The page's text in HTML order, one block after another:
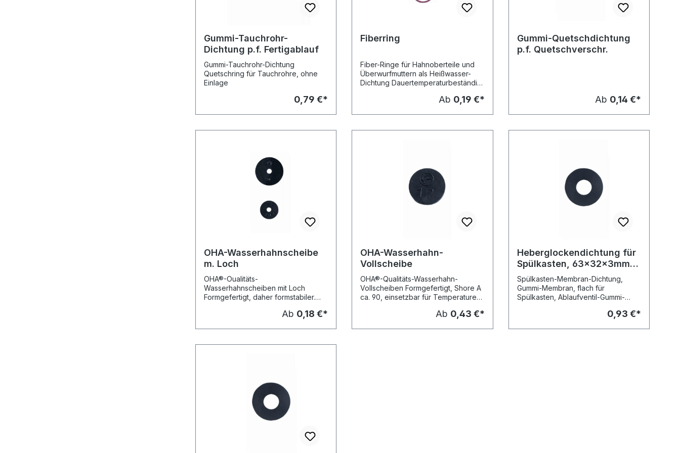
(VPE 10 Stck.) DN 50 (2") 60 x 78 x
Gummi-Tauchrohr-
Dichtung p.f. Fertigablauf
Gummi-Tauchrohr-Dichtung
Quetschring für Tauchrohre, ohne
Einlage
0,79 €*
Fiberring
Fiber-Ringe für Hahnoberteile und
Überwurfmuttern als Heißwasser-
Dichtung Dauertemperaturbeständig
den KTW-Empfehlungen des
Ab 0,19 €*
Gummi-Quetschdichtung
p.f. Quetschverschr.
Ab 0,14 €*
OHA-Wasserhahnscheibe
m. Loch
OHA®-Oualitäts-
Wasserhahnscheiben mit Loch
Formgefertigt, daher formstabiler.
Kaltwasser, einsetzbar für
Größenstempel in mm Lieferbare
mm, OHA-Nr. 3517 25 x 4 x 4.5 mm,
OHA-Nr. 3524 (VPE 10 Stck.)
Ab 0,18 €*
OHA-Wasserhahn-
Vollscheibe
OHA®-Qualitäts-Wasserhahn-
Vollscheiben Formgefertigt, Shore A
ca. 90, einsetzbar für Temperaturen
mit Fassung an Hähnen mit
Ab 0,43 €*
Heberglockendichtung für
Spülkasten, 63x32x3mm,
OHA-Nr. 7355
Spülkasten-Membran-Dichtung,
Gummi-Membran, flach für
Spülkasten, Ablaufventil-Gummi-
mit glatten Oberflächen Durchmesser
0,93 €*